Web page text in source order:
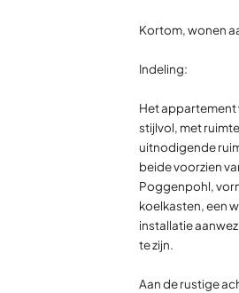
Kortom, wonen
Indeling:
Het appartement
stijlvol, met
uitnodigende
beide voorzien
Poggenpohl,
koelkasten, een
installatie
te zijn.
Aan de rustige